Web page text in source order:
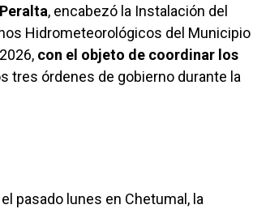
, encabezó la Instalación del
Hidrometeorológicos del Municipio
con el objeto de coordinar los
tres órdenes de gobierno durante la
pasado lunes en Chetumal, la